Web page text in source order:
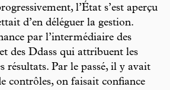
l’État s’est aperçu
d’en déléguer la gestion.
par l’intermédiaire des
des Ddass qui attribuent les
résultats. Par le passé, il y avait
contrôles, on faisait confiance